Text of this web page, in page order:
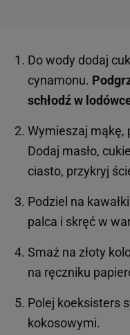
Do wody dodaj
cynamonu.
schłodź w
Wymieszaj mąkę,
Dodaj masło,
ciasto, przykryj
Podziel na
palca i skręć w
Smaż na złoty
na ręczniku
Polej koeksisters
kokosowymi.